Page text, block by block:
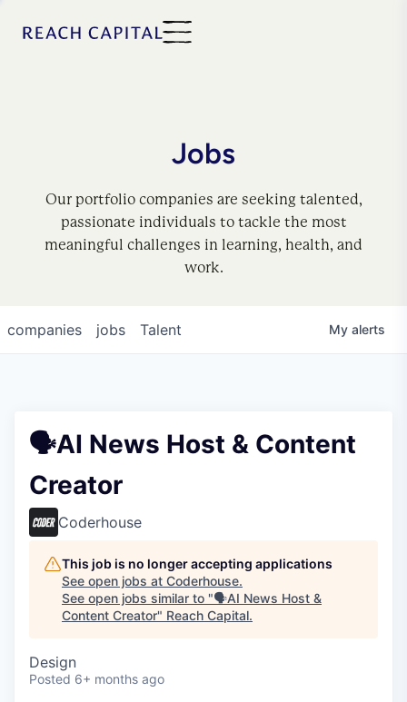
Jobs
Our portfolio companies are seeking talented,
passionate individuals to tackle the most
meaningful challenges in learning, health, and
work.
jobs
companies Talent My alerts
🗣️AI News Host & Content
Creator
Coderhouse
This job is no longer accepting applications
See open jobs at Coderhouse.
See open jobs similar to "🗣️AI News Host &
Content Creator" Reach Capital.
Design
Posted 6+ months ago